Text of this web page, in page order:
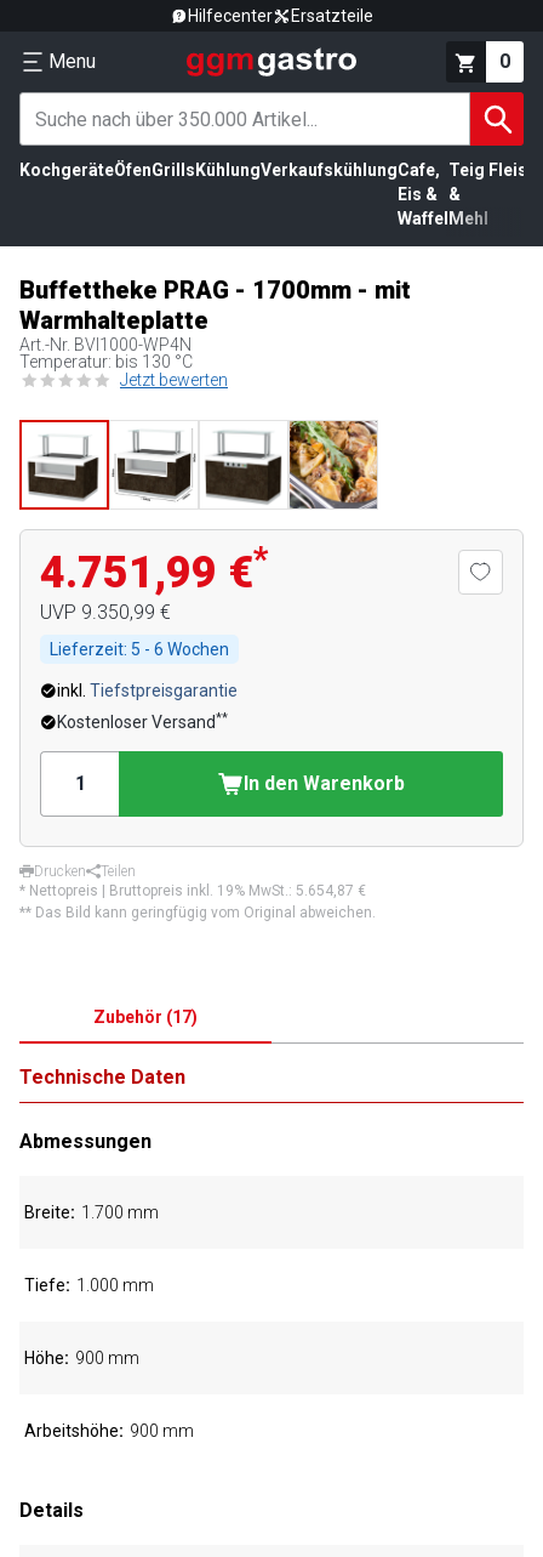
Hilfecenter Ersatzteile
Menu 0
KochgeräteÖfenGrills KühlungVerkaufskühlungCafe,
Eis &
Waffel
Teig
&
Mehl
Buffettheke PRAG - 1700mm - mit
Warmhalteplatte
Art.-Nr. BVI1000-WP4N
Temperatur: bis 130 °C
Jetzt bewerten
4.751,99 €*
UVP 9.350,99 €
Lieferzeit: 5 - 6 Wochen
inkl. Tiefstpreisgarantie
Kostenloser Versand**
In den Warenkorb
Drucken
Teilen
* Nettopreis | Bruttopreis inkl. 19% MwSt.: 5.654,87 €
** Das Bild kann geringfügig vom Original abweichen.
Zubehör (17)
Technische Daten
Abmessungen
Breite 1.700 mm
Tiefe 1.000 mm
Höhe 900 mm
Arbeitshöhe 900 mm
Details